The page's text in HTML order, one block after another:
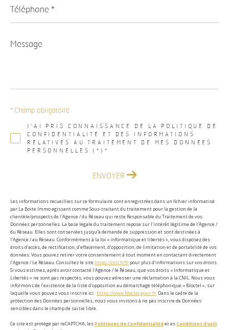
*
Message
*
J'AI PRIS CONNAISSANCE DE LA POLITIQUE DE
CONFIDENTIALITÉ ET DES INFORMATIONS
RELATIVES AU TRAITEMENT DE MES DONNÉES
PERSONNELLES (*)*
* Champ obligatoire
ENVOYER
Les informations recueillies sur ce formulaire sont enregistrées dans un fichier informatisé
par La Boite Immo agissant comme Sous-traitant du traitement pour la gestion de la
clientèle/prospects de l'Agence / du Réseau qui reste Responsable du Traitement de vos
Données personnelles. La base légale du traitement repose sur l'intérêt légitime de l'Agence /
du Réseau. Elles sont conservées jusqu'à demande de suppression et sont destinées à
l'Agence / au Réseau. Conformément à la loi « informatique et libertés », vous disposez des
droits d’accès, de rectification, d’effacement, d’opposition, de limitation et de portabilité de vos
données. Vous pouvez retirer votre consentement à tout moment en contactant directement
l’Agence / Le Réseau. Consultez le site https://cnil.fr/fr pour plus d’informations sur vos droits.
Si vous estimez, après avoir contacté l'Agence / le Réseau, que vos droits « Informatique et
Libertés » ne sont pas respectés, vous pouvez adresser une réclamation à la CNIL. Nous vous
informons de l’existence de la liste d'opposition au démarchage téléphonique « Bloctel », sur
laquelle vous pouvez vous inscrire ici : https://www.bloctel.gouv.fr. Dans le cadre de la
protection des Données personnelles, nous vous invitons à ne pas inscrire de Données
sensibles dans le champ de saisie libre.
Ce site est protégé par reCAPTCHA, lesPolitiques de Confidentialitéet esConditions d'utili